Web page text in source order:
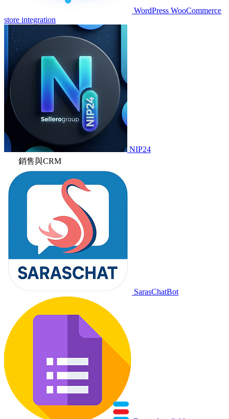
WordPress WooCommerce
store integration
NIP24
銷售與CRM
SarasChatBot